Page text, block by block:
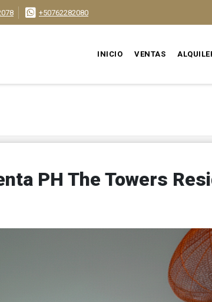
+50762282080
INICIO VENTAS
PH The Towers